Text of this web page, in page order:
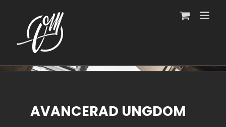
innehållet
AVANCERAD UNGDOM